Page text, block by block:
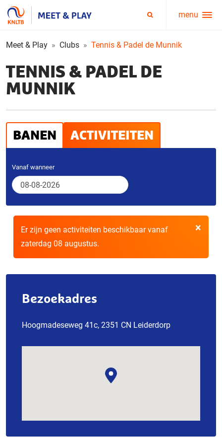
Service
menu
menu
Meet & Play Clubs Tennis & Padel de Munnik
TENNIS & PADEL DE
MUNNIK
BANEN ACTIVITEITEN
Vanaf wanneer
×
Er zijn geen activiteiten beschikbaar vanaf
zaterdag 08 augustus.
Bezoekadres
Hoogmadeseweg 41c, 2351 CN Leiderdorp